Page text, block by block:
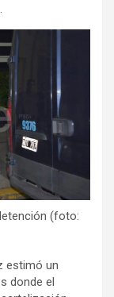
(foto:
estimó un
donde el